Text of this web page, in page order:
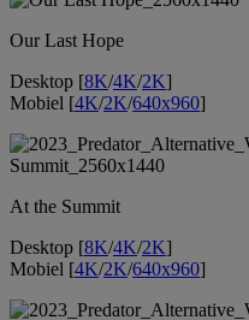
Our Last Hope
Desktop [8K/4K/2K]
Mobiel [4K/2K/640x960]
At the Summit
Desktop [8K/4K/2K]
Mobiel [4K/2K/640x960]